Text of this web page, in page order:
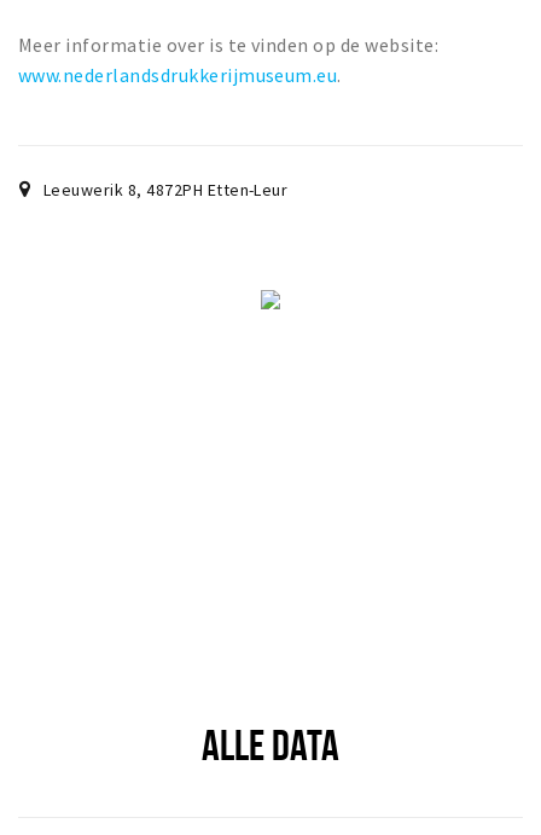
Meer informatie over is te vinden op de website:
www.nederlandsdrukkerijmuseum.eu.
Leeuwerik 8,4872PH Etten-Leur
ALLE DATA